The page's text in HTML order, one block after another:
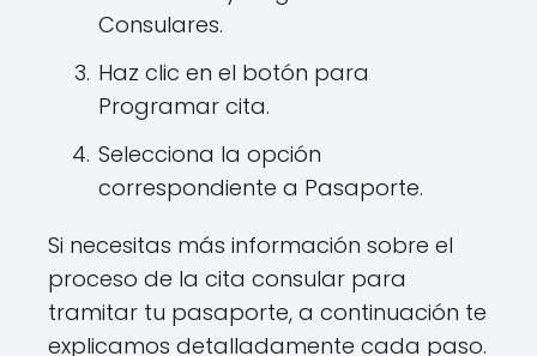
Consulares.
Haz clic en el botón para
Programar cita.
Selecciona la opción
correspondiente a Pasaporte.
Si necesitas más información sobre el
proceso de la cita consular para
tramitar tu pasaporte, a continuación te
explicamos detalladamente cada paso.